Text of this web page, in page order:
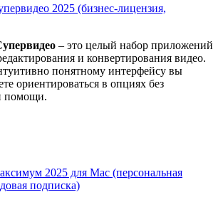
2025 (бизнес-лицензия,
– это целый набор приложений
и конвертирования видео.
понятному интерфейсу вы
ориентироваться в опциях без
помощи.
2025 для Мас (персональная
подписка)